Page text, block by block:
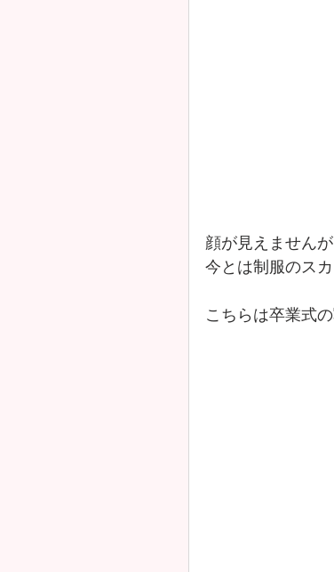
顔が見えません
今とは制服のス
こちらは卒業式の